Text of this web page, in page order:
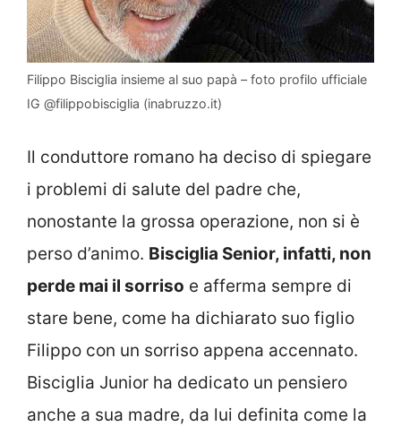
Filippo Bisciglia insieme al suo papà – foto profilo ufficiale
IG @filippobisciglia (inabruzzo.it)
Il conduttore romano ha deciso di spiegare
i problemi di salute del padre che,
nonostante la grossa operazione, non si è
perso d’animo. Bisciglia Senior, infatti, non
perde mai il sorriso e afferma sempre di
stare bene, come ha dichiarato suo figlio
Filippo con un sorriso appena accennato.
Bisciglia Junior ha dedicato un pensiero
anche a sua madre, da lui definita come la